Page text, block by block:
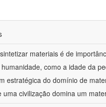
materiais é de
como a idade da
estratégica do domínio de
civilização domina um